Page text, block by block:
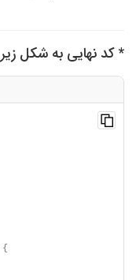
* کد نهایی به شکل
{